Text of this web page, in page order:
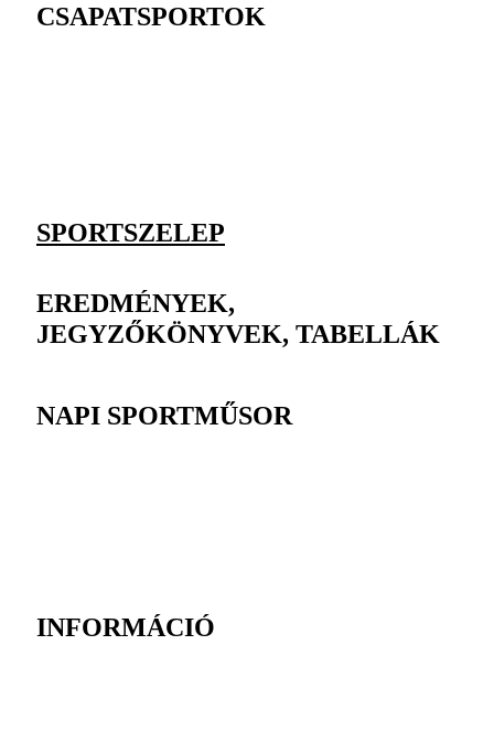
CSAPATSPORTOK
SPORTSZELEP
EREDMÉNYEK,
JEGYZŐKÖNYVEK, TABELLÁK
NAPI SPORTMŰSOR
INFORMÁCIÓ